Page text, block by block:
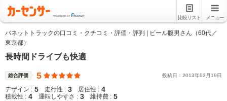
比較リスト メニュー
バネットトラックの口コミ・クチコミ・評価・評判 | ビール腹男さん（60代／
東京都）
長時間ドライブも快適
総合評価 5 投稿日： 2013年02 月 19日
デザイン : 5 走行性 : 3 居住性 : 4
積載性 : 4 運転しやすさ : 3 維持費 : 5